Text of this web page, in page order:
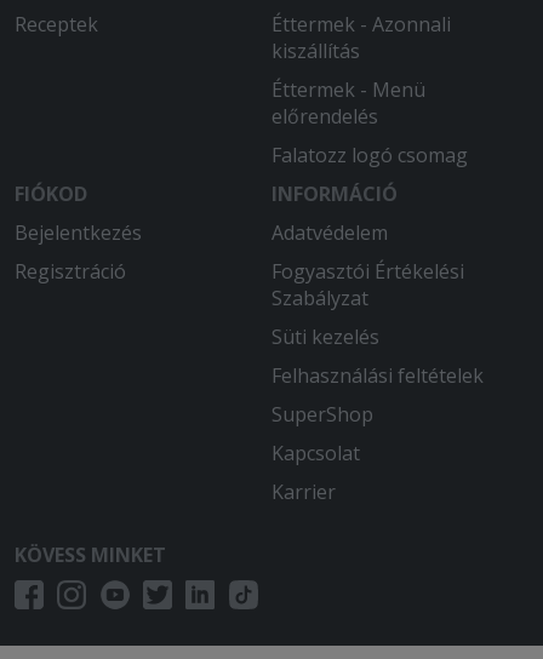
Receptek
Éttermek - Azonnali
kiszállítás
Éttermek - Menü
előrendelés
Falatozz logó csomag
FIÓKOD
Bejelentkezés
Regisztráció
INFORMÁCIÓ
Adatvédelem
Fogyasztói Értékelési
Szabályzat
Süti kezelés
Felhasználási feltételek
SuperShop
Kapcsolat
Karrier
KÖVESS MINKET